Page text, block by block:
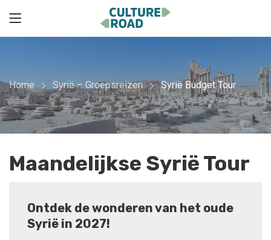
Home Syrië – Groepsreizen Syrië Budget Tour
Maandelijkse Syrië Tour
Ontdek de wonderen van het oude
Syrië in 2027!